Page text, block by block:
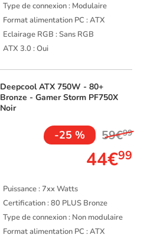
Type de connexion : Modulaire
Format alimentation PC : ATX
Eclairage RGB : Sans RGB
ATX 3.0 : Oui
DeepcoolATX 750W - 80+
Bronze - Gamer Storm PF750X
Noir
-25 % 59€99
44€99
Puissance : 7xx Watts
Certification : 80 PLUS Bronze
Type de connexion : Non modulaire
Format alimentation PC : ATX